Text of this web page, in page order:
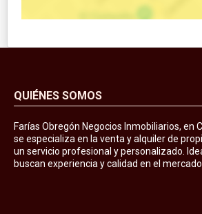
QUIÉNES SOMOS
Farías Obregón Negocios Inmobiliarios, en
se especializa en la venta y alquiler de
un servicio profesional y personalizado.
buscan experiencia y calidad en el mercado